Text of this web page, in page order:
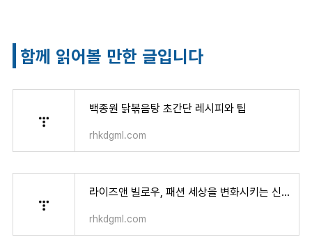
함께 읽어볼 만한 글입니다
백종원 닭볶음탕 초간단 레시피와 팁
rhkdgml.com
라이즈앤 빌로우, 패션 세상을 변화시키는 신흥 브랜드
rhkdgml.com